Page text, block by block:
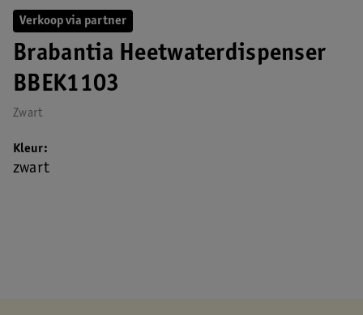
Verkoop via partner
Brabantia Heetwaterdispenser
BBEK1103
Zwart
Kleur
zwart